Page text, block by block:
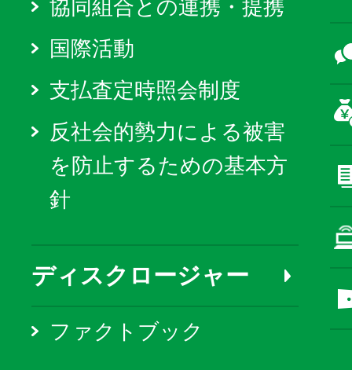
協同組合との連携・提携
国際活動
支払査定時照会制度
反社会的勢力による被害
を防止するための基本方
針
ディスクロージャー
ファクトブック